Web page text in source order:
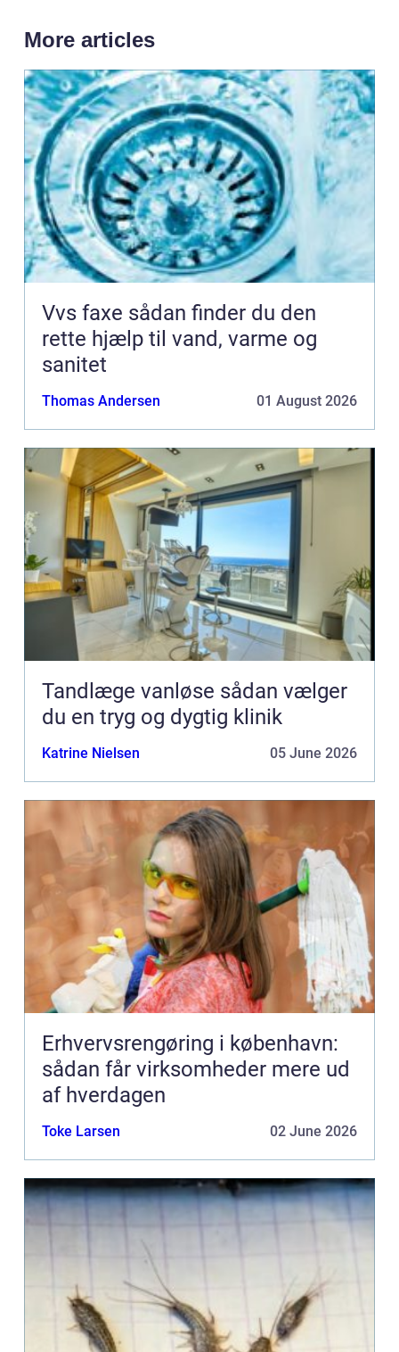
More articles
Vvs faxe sådan finder du den
rette hjælp til vand, varme og
sanitet
Thomas Andersen 01 August 2026
Tandlæge vanløse sådan vælger
du en tryg og dygtig klinik
Katrine Nielsen 05 June 2026
Erhvervsrengøring i københavn:
sådan får virksomheder mere ud
af hverdagen
Toke Larsen 02 June 2026